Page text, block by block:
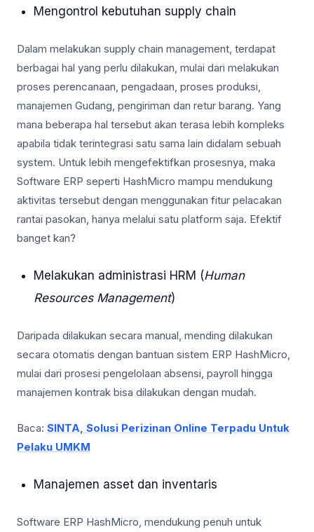
Mengontrol kebutuhan supply chain
Dalam melakukan supply chain management, terdapat
berbagai hal yang perlu dilakukan, mulai dari melakukan
proses perencanaan, pengadaan, proses produksi,
manajemen Gudang, pengiriman dan retur barang. Yang
mana beberapa hal tersebut akan terasa lebih kompleks
apabila tidak terintegrasi satu sama lain didalam sebuah
system. Untuk lebih mengefektifkan prosesnya, maka
Software ERP seperti HashMicro mampu mendukung
aktivitas tersebut dengan menggunakan fitur pelacakan
rantai pasokan, hanya melalui satu platform saja. Efektif
banget kan?
Melakukan administrasi HRM (Human
Resources Management)
Daripada dilakukan secara manual, mending dilakukan
secara otomatis dengan bantuan sistem ERP HashMicro,
mulai dari prosesi pengelolaan absensi, payroll hingga
manajemen kontrak bisa dilakukan dengan mudah.
Baca: SINTA, Solusi Perizinan Online Terpadu Untuk
Pelaku UMKM
Manajemen asset dan inventaris
Software ERP HashMicro, mendukung penuh untuk